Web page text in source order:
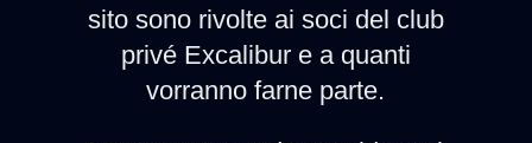
sito sono rivolte ai soci del club
privé Excalibur e a quanti
vorranno farne parte.